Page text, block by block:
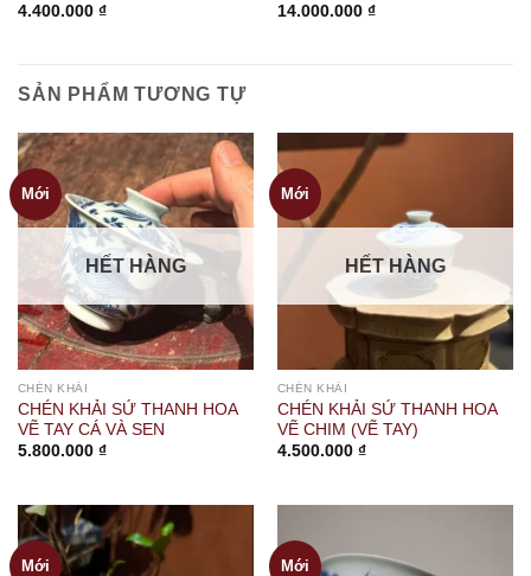
4.400.000 ₫
14.000.000 ₫
SẢN PHẨM TƯƠNG TỰ
Mới
HẾT HÀNG
CHÉN KHẢI
CHÉN KHẢI SỨ THANH HOA
VẼ TAY CÁ VÀ SEN
5.800.000 ₫
Mới
HẾT HÀNG
CHÉN KHẢI
CHÉN KHẢI SỨ THANH HOA
VẼ CHIM (VẼ TAY)
4.500.000 ₫
Mới Mới